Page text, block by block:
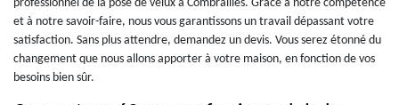
professionnel de la pose de velux à Combrailles. Grâce à notre compétence
et à notre savoir-faire, nous vous garantissons un travail dépassant votre
satisfaction. Sans plus attendre, demandez un devis. Vous serez étonné du
changement que nous allons apporter à votre maison, en fonction de vos
besoins bien sûr.